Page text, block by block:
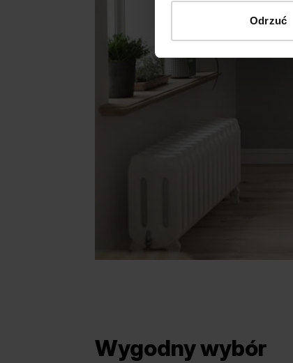
Odrzuć
Wygodny wybór